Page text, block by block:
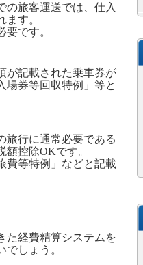
の旅客運送では、仕入
す。
です。
が記載された乗車券が
場券等回収特例」等と
旅行に通常必要である
額控除OKです。
費等特例」などと記載
た経費精算システムを
しょう。